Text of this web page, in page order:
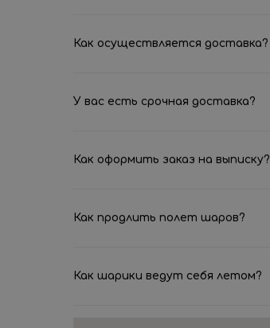
Как осуществляется доставка?
У вас есть срочная доставка?
Как оформить заказ на выписку?
Как продлить полет шаров?
Как шарики ведут себя летом?